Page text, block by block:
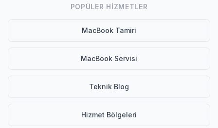
POPÜLER HIZMETLER
MacBook Tamiri
MacBook Servisi
Teknik Blog
Hizmet Bölgeleri